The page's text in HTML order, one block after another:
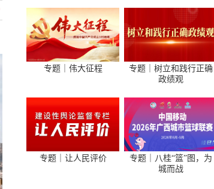
专题｜伟大征程
专题｜树立和践行正确
政绩观
专题｜让人民评价
专题｜八桂“篮”图，为
城而战